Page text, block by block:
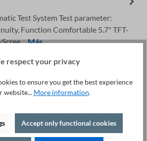
Test System Test parameter:
Function Comfortable 5.7" TFT-
Scree…Más
respect your privacy
to ensure you get the best experience
website... More information.
Accept only functional cookies